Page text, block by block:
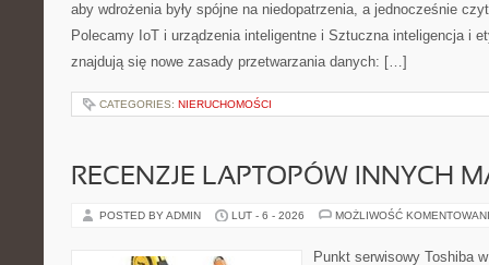
aby wdrożenia były spójne na niedopatrzenia, a jednocześnie
Polecamy IoT i urządzenia inteligentne i Sztuczna inteligencja i
znajdują się nowe zasady przetwarzania danych: […]
CATEGORIES: NIERUCHOMOŚCI
RECENZJE LAPTOPÓW INNYCH
POSTED BY ADMIN LUT - 6 - 2026 MOŻLIWOŚĆ
Punkt serwisowy Toshiba